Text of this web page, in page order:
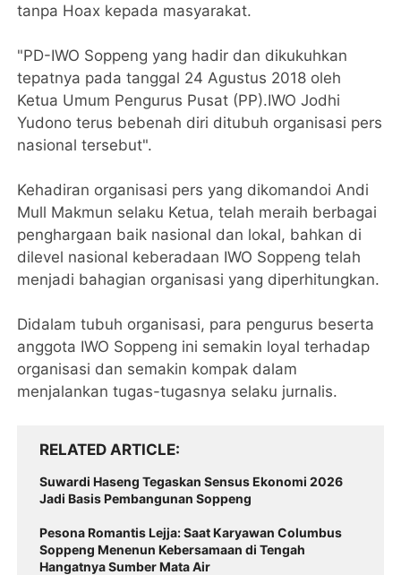
tanpa Hoax kepada masyarakat.
"PD-IWO Soppeng yang hadir dan dikukuhkan
tepatnya pada tanggal 24 Agustus 2018 oleh
Ketua Umum Pengurus Pusat (PP).IWO Jodhi
Yudono terus bebenah diri ditubuh organisasi pers
nasional tersebut".
Kehadiran organisasi pers yang dikomandoi Andi
Mull Makmun selaku Ketua, telah meraih berbagai
penghargaan baik nasional dan lokal, bahkan di
dilevel nasional keberadaan IWO Soppeng telah
menjadi bahagian organisasi yang diperhitungkan.
Didalam tubuh organisasi, para pengurus beserta
anggota IWO Soppeng ini semakin loyal terhadap
organisasi dan semakin kompak dalam
menjalankan tugas-tugasnya selaku jurnalis.
RELATED ARTICLE
Suwardi Haseng Tegaskan Sensus Ekonomi 2026
Jadi Basis Pembangunan Soppeng
Pesona Romantis Lejja: Saat Karyawan Columbus
Soppeng Menenun Kebersamaan di Tengah
Hangatnya Sumber Mata Air